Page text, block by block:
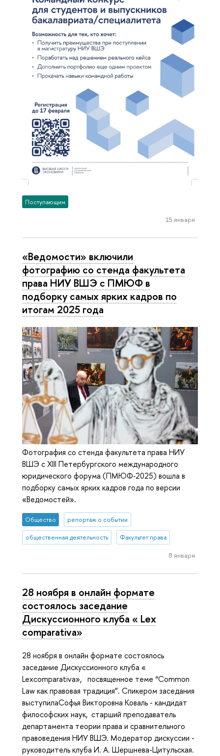
Поступающим
15 января
«Ведомости» включили
фотографию со стенда факультета
права НИУ ВШЭ с ПМЮФ в
подборку самых ярких кадров по
итогам 2025 года
Фотография со стенда факультета права НИУ
ВШЭ с XIII Петербургского международного
юридического форума (ПМЮФ‑2025) вошла в
подборку самых ярких кадров года по версии
«Ведомостей».
Общество репортаж о событии
общественная деятельность Факультет права
8 января
28 ноября в онлайн формате
состоялось заседание
Дискуссионного клуба « Lex
comparativa»
28 ноября в онлайн формате состоялось
заседание Дискуссионного клуба «
Lexcomparativa», посвященное теме “Common
Law как правовая традиция”. Спикером заседания
выступилаСофья Викторовна Коваль - кандидат
философских наук, старший преподаватель
департамента теории права и сравнительного
правоведения НИУ ВШЭ. Модератор дискуссии -
руководитель клуба И. А. Шершнева-Цитульская.